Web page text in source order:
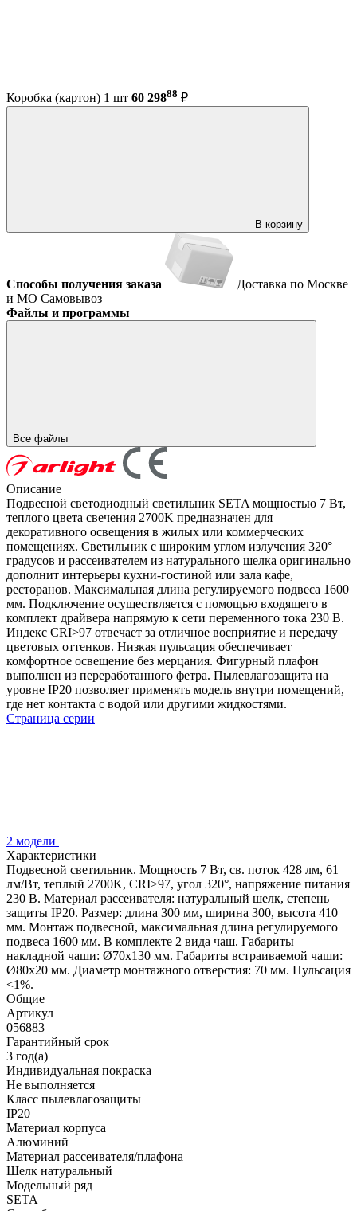
Коробка (картон) 1 шт 60 29888 ₽
В корзину
Способы получения заказа
Доставка по Москве
и МО Самовывоз
Файлы и программы
Все файлы
Описание
Подвесной светодиодный светильник SETA мощностью 7 Вт,
теплого цвета свечения 2700K предназначен для
декоративного освещения в жилых или коммерческих
помещениях. Светильник с широким углом излучения 320°
градусов и рассеивателем из натурального шелка оригинально
дополнит интерьеры кухни-гостиной или зала кафе,
ресторанов. Максимальная длина регулируемого подвеса 1600
мм. Подключение осуществляется с помощью входящего в
комплект драйвера напрямую к сети переменного тока 230 В.
Индекс CRI>97 отвечает за отличное восприятие и передачу
цветовых оттенков. Низкая пульсация обеспечивает
комфортное освещение без мерцания. Фигурный плафон
выполнен из переработанного фетра. Пылевлагозащита на
уровне IP20 позволяет применять модель внутри помещений,
где нет контакта с водой или другими жидкостями.
Страница серии
2 модели
Характеристики
Подвесной светильник. Мощность 7 Вт, св. поток 428 лм, 61
лм/Вт, теплый 2700K, CRI>97, угол 320°, напряжение питания
230 В. Материал рассеивателя: натуральный шелк, степень
защиты IP20. Размер: длина 300 мм, ширина 300, высота 410
мм. Монтаж подвесной, максимальная длина регулируемого
подвеса 1600 мм. В комплекте 2 вида чаш. Габариты
накладной чаши: Ø70x130 мм. Габариты встраиваемой чаши:
Ø80x20 мм. Диаметр монтажного отверстия: 70 мм. Пульсация
<1%.
Общие
Артикул
056883
Гарантийный срок
3 год(а)
Индивидуальная покраска
Не выполняется
Класс пылевлагозащиты
IP20
Материал корпуса
Алюминий
Материал рассеивателя/плафона
Шелк натуральный
Модельный ряд
SETA